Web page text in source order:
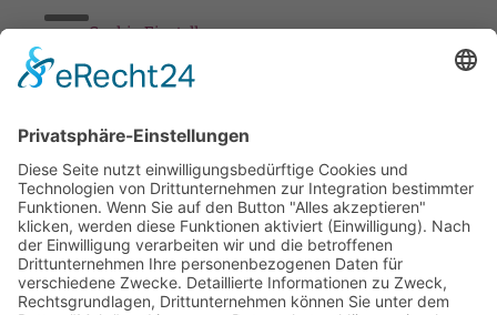
Cookie-Einstellungen